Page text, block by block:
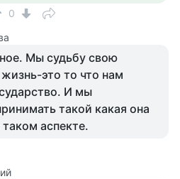
0
Мы судьбу свою
это то что нам
И мы
такой какая она
аспекте.